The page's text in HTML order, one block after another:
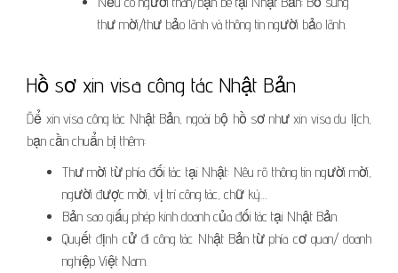
thư mời/thư bảo lãnh và thông tin người bảo lãnh.
Hồ sơ xin visa công tác Nhật Bản
Để xin visa công tác Nhật Bản, ngoài bộ hồ sơ như xin visa du lịch,
bạn cần chuẩn bị thêm:
Thư mời từ phía đối tác tại Nhật: Nêu rõ thông tin người mời,
người được mời, vị trí công tác, chữ ký…
Bản sao giấy phép kinh doanh của đối tác tại Nhật Bản.
Quyết định cử đi công tác Nhật Bản từ phía cơ quan/ doanh
nghiệp Việt Nam.